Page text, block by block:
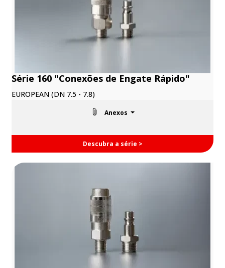
Série 160 "Conexões de Engate Rápido"
EUROPEAN (DN 7.5 - 7.8)
Anexos
Descubra a série >